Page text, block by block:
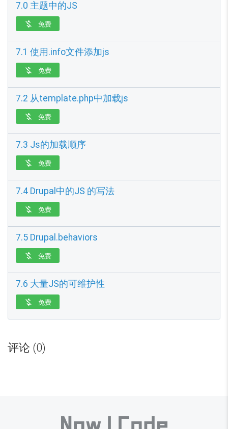
7.0 主题中的JS
 免费
7.1 使用.info文件添加js
 免费
7.2 从template.php中加载js
 免费
7.3 Js的加载顺序
 免费
7.4 Drupal中的JS 的写法
 免费
7.5 Drupal.behaviors
 免费
7.6 大量JS的可维护性
 免费
评论 (0)